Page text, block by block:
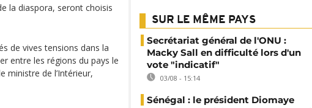
la diaspora, seront choisis
de vives tensions dans la
entre les régions du pays le
ministre de l’Intérieur,
SUR LE MÊME PAYS
Secrétariat général de l'ONU :
Macky Sall en difficulté lors d'un
vote "indicatif"
03/08 - 15:14
Sénégal : le président Diomaye